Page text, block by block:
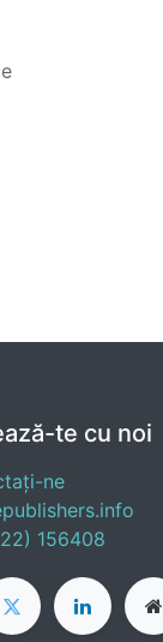
te cu noi
ne
156408